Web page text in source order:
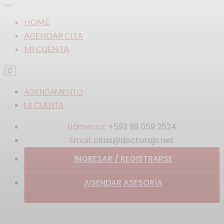
HOME
AGENDAR CITA
MI CUENTA
AGENDAMIENTO
MI CUENTA
Llámenos: +593 99 059 2524
Email: citas@doctorojo.net
INGRESAR / REGISTRARSE
AGENDAR ASESORÍA